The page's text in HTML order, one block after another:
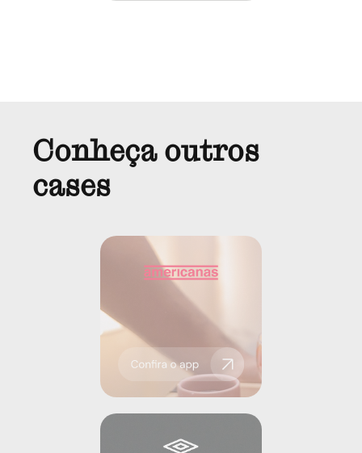
Conheça outros
cases